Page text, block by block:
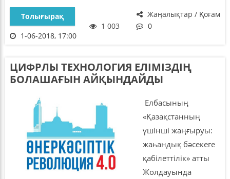
Жаңалықтар / Қоғам
Толығырақ
1 003
0
1-06-2018, 17:00
ЦИФРЛЫ ТЕХНОЛОГИЯ ЕЛІМІЗДІҢ
БОЛАШАҒЫН АЙҚЫНДАЙДЫ
Елбасының
«Қазақстанның
үшінші жаңғыруы:
жаһандық бәсекеге
қабілеттілік» атты
Жолдауында